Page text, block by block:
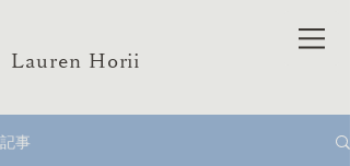
Lauren Horii
記事